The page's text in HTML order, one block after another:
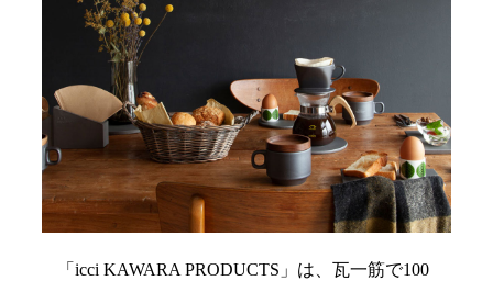
「icci KAWARA PRODUCTS」は、瓦一筋で100